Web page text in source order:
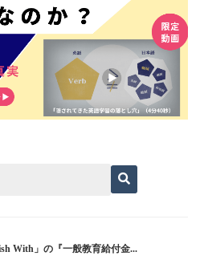
With」の『一般教育給付金...